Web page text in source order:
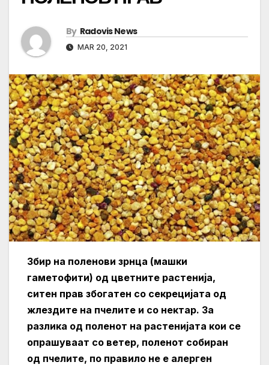
By Radovis News
MAR 20, 2021
Збир на поленови зрнца (машки
гаметофити) од цветните растенија,
ситен прав збогатен со секрецијата од
жлездите на пчелите и со нектар. За
разлика од поленот на растенијата кои се
опрашуваат со ветер, поленот собиран
од пчелите, по правило не е алерген